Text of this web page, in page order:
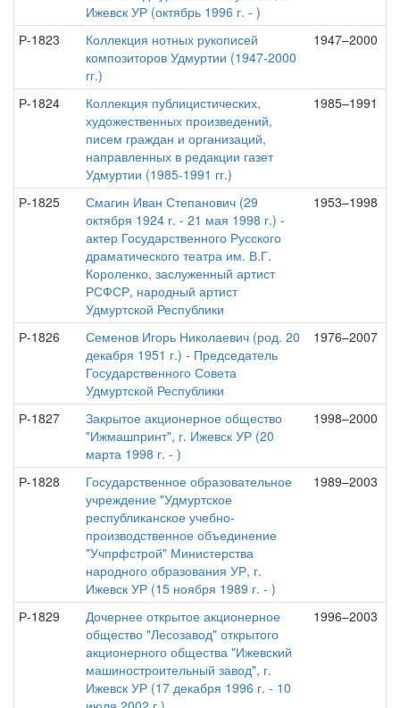
Ижевск УР (октябрь 1996 г. - )
Р-1823
Коллекция нотных рукописей
композиторов Удмуртии (1947-2000
гг.)
1947–2000
Р-1824
Коллекция публицистических,
художественных произведений,
писем граждан и организаций,
направленных в редакции газет
Удмуртии (1985-1991 гг.)
1985–1991
Р-1825
Смагин Иван Степанович (29
октября 1924 г. - 21 мая 1998 г.) -
актер Государственного Русского
драматического театра им. В.Г.
Короленко, заслуженный артист
РСФСР, народный артист
Удмуртской Республики
1953–1998
Р-1826
Семенов Игорь Николаевич (род. 20
декабря 1951 г.) - Председатель
Государственного Совета
Удмуртской Республики
1976–2007
Р-1827
Закрытое акционерное общество
"Ижмашпринт", г. Ижевск УР (20
марта 1998 г. - )
1998–2000
Р-1828
Государственное образовательное
учреждение "Удмуртское
республиканское учебно-
производственное объединение
"Учпрфстрой" Министерства
народного образования УР, г.
Ижевск УР (15 ноября 1989 г. - )
1989–2003
Р-1829
Дочернее открытое акционерное
общество "Лесозавод" открытого
акционерного общества "Ижевский
машиностроительный завод", г.
Ижевск УР (17 декабря 1996 г. - 10
1996–2003